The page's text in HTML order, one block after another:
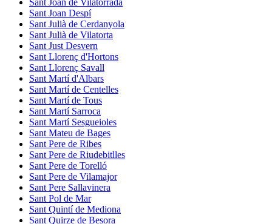
Sant Joan Despí
Sant Julià de Cerdanyola
Sant Julià de Vilatorta
Sant Just Desvern
Sant Llorenç d'Hortons
Sant Llorenç Savall
Sant Martí d'Albars
Sant Martí de Centelles
Sant Martí de Tous
Sant Martí Sarroca
Sant Martí Sesgueioles
Sant Mateu de Bages
Sant Pere de Ribes
Sant Pere de Riudebitlles
Sant Pere de Torelló
Sant Pere de Vilamajor
Sant Pere Sallavinera
Sant Pol de Mar
Sant Quintí de Mediona
Sant Quirze de Besora